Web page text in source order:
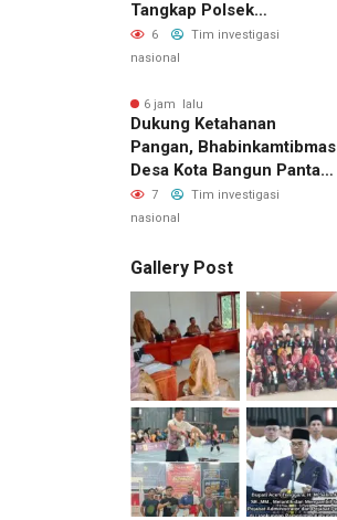
Tangkap Polsek
Perhentian Raja
6
Tim investigasi
nasional
6 jam lalu
Dukung Ketahanan
Pangan, Bhabinkamtibmas
Desa Kota Bangun Pantau
Perkembangan Tanaman
Jagung Milik Desa
7
Tim investigasi
nasional
Gallery Post